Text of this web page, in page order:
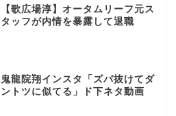
【歌広場淳】オータムリーフ元ス
タッフが内情を暴露して退職
鬼龍院翔インスタ「ズバ抜けてダ
ントツに似てる」ド下ネタ動画